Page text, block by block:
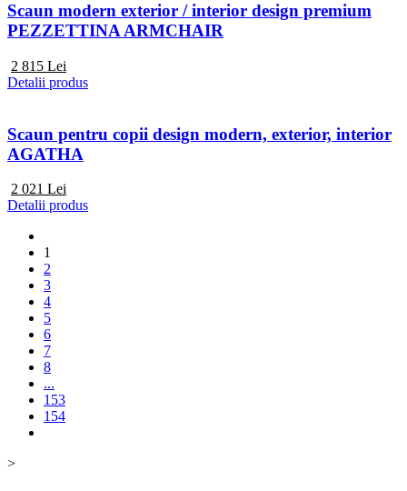
Scaun modern exterior / interior design premium
PEZZETTINA ARMCHAIR
2 815 Lei
Detalii produs
Scaun pentru copii design modern, exterior, interior
AGATHA
2 021 Lei
Detalii produs
1
2
3
4
5
6
7
8
...
153
154
>